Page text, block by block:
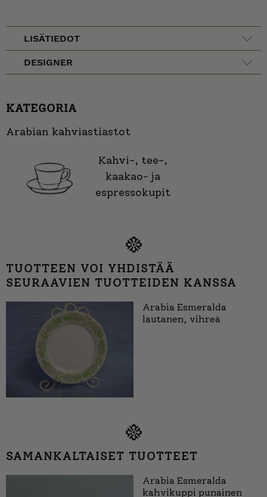
LISÄTIEDOT
DESIGNER
KATEGORIA
Arabian kahviastiastot
Kahvi-, tee-,
kaakao- ja
espressokupit
TUOTTEEN VOI YHDISTÄÄ
SEURAAVIEN TUOTTEIDEN KANSSA
Arabia Esmeralda
lautanen, vihreä
SAMANKALTAISET TUOTTEET
Arabia Esmeralda
kahvikuppi punainen